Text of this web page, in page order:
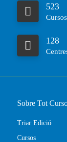
523
Cursos
128
Sobre Tot
Triar Edició
Cursos